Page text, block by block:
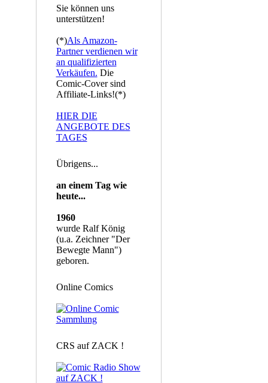
Sie können uns
unterstützen!
(*)Als Amazon-
Partner verdienen wir
an qualifizierten
Verkäufen. Die
Comic-Cover sind
Affiliate-Links!(*)
HIER DIE
ANGEBOTE DES
TAGES
Übrigens...
an einem Tag wie
heute...
1960
wurde Ralf König
(u.a. Zeichner "Der
Bewegte Mann")
geboren.
Online Comics
CRS auf ZACK !